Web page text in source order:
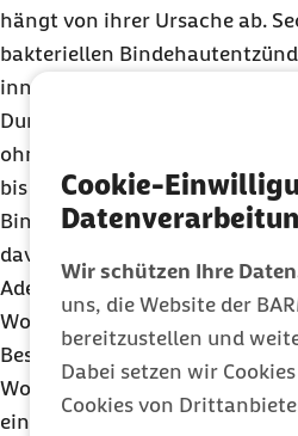
Cookie-
Wir schützen Ihre
uns, die Website der
bereitzustellen und
Dabei setzen wir
Cookies von
hängt von ihrer Ursache ab.
bakteriellen
innerhalb von ein bis zwei
Durch Viren verursachte
ohne Behandlung in der Regel
bis vier Wochen. Wie lange die
Bindehautentzündung
davon abhängen, ob und wie
Adenoviren sind in den ersten
Wochen nach Erkrankung am
Besteht die
Wochen immer noch, sprechen
einer